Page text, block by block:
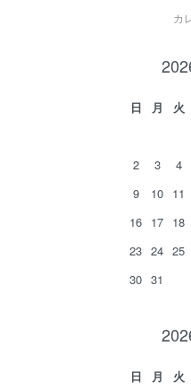
カ
日 月 火
2
3 4
9
10 11
16 17 18
23 24 25
30 31
日 月 火